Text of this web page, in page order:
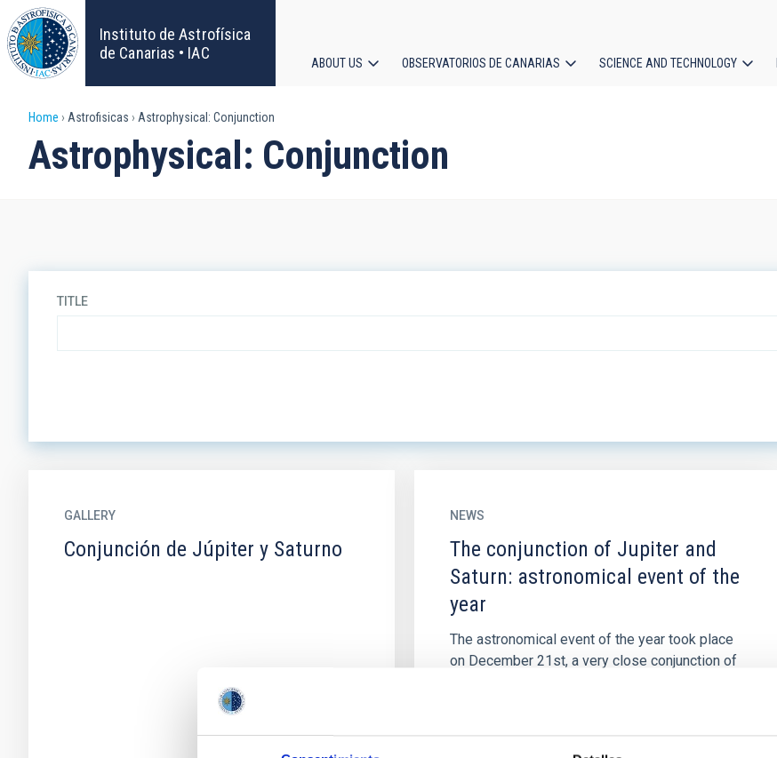
Skip
to
main
content
Instituto de Astrofísica
de Canarias • IAC
navigation
ABOUT US OBSERVATORIOS DE CANARIAS SCIENCE AND TECHNOLOGY
Breadcrumb
Home Astrofisicas Astrophysical: Conjunction
Astrophysical: Conjunction
TITLE
GALLERY
Conjunción de Júpiter y Saturno
NEWS
The conjunction of Jupiter and
Saturn: astronomical event of the
year
The astronomical event of the year took place
on December 21st, a very close conjunction of